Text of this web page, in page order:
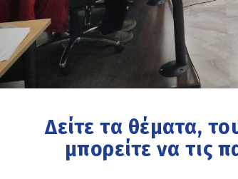
Δείτε τα θέματα,
μπορείτε να τις